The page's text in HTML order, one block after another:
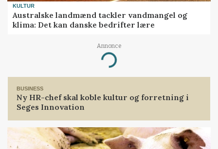
KULTUR
Australske landmænd tackler vandmangel og
klima: Det kan danske bedrifter lære
Annonce
Loading...
BUSINESS
Ny HR-chef skal koble kultur og forretning i
Seges Innovation